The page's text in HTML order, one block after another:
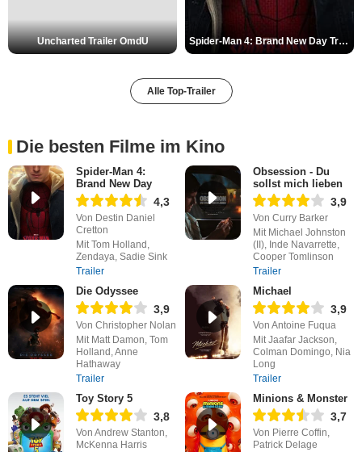
Uncharted Trailer OmdU Spider-Man 4: Brand New Day Trailer (3) DF
Alle Top-Trailer
Die besten Filme im Kino
Spider-Man 4:
Brand New Day
4,3
Von Destin Daniel
Cretton
Mit Tom Holland,
Zendaya, Sadie Sink
Trailer
Obsession - Du
sollst mich lieben
3,9
Von Curry Barker
Mit Michael Johnston
(II), Inde Navarrette,
Cooper Tomlinson
Trailer
Die Odyssee
3,9
Von Christopher Nolan
Mit Matt Damon, Tom
Holland, Anne
Hathaway
Trailer
Michael
3,9
Von Antoine Fuqua
Mit Jaafar Jackson,
Colman Domingo, Nia
Long
Trailer
Toy Story 5
3,8
Von Andrew Stanton,
McKenna Harris
Minions & Monster
3,7
Von Pierre Coffin,
Patrick Delage